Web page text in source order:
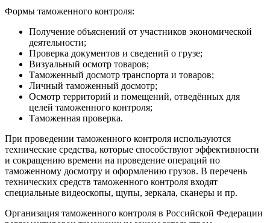
Формы таможенного контроля:
Получение объяснений от участников экономической
деятельности;
Проверка документов и сведений о грузе;
Визуальный осмотр товаров;
Таможенный досмотр транспорта и товаров;
Личный таможенный досмотр;
Осмотр территорий и помещений, отведённых для
целей таможенного контроля;
Таможенная проверка.
При проведении таможенного контроля используются
технические средства, которые способствуют эффективности
и сокращению времени на проведение операций по
таможенному досмотру и оформлению грузов. В перечень
технических средств таможенного контроля входят
специальные видеоскопы, щупы, зеркала, сканеры и пр.
Организация таможенного контроля в Российской Федерации